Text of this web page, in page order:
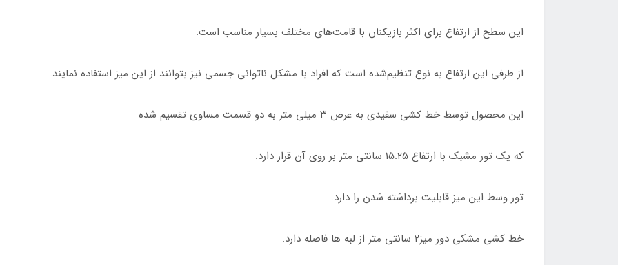
این سطح از ارتفاع برای اکثر بازیکنان با قامت‌های مختلف بسیار مناسب است.
از طرفی این ارتفاع به نوع تنظیم‌شده است که افراد با مشکل ناتوانی جسمی نیز بتوانند از این میز استفاده نمایند.
این محصول توسط خط کشی سفیدی به عرض ۳ میلی متر به دو قسمت مساوی تقسیم شده
که یک تور مشبک با ارتفاع ۱۵.۲۵ سانتی متر بر روی آن قرار دارد.
تور وسط این میز قابلیت برداشته شدن را دارد.
خط کشی مشکی دور میز۲ سانتی متر از لبه ها فاصله دارد.